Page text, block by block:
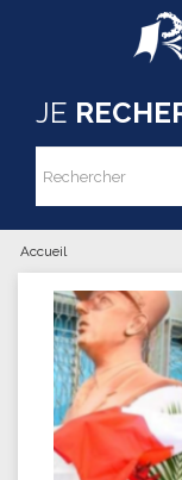
Aller au contenu principal
JE
Rechercher
Vous
Accueil